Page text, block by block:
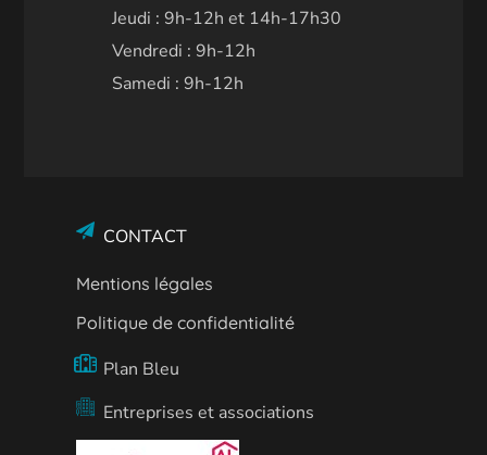
Jeudi : 9h-12h et 14h-17h30
Vendredi : 9h-12h
Samedi : 9h-12h
CONTACT
Mentions légales
Politique de confidentialité
Plan Bleu
Entreprises et associations